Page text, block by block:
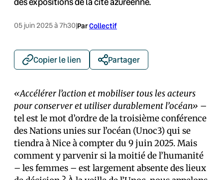
05 juin 2025 à 7h30|ParCollectif
Copier le lien Partager
«Accélérer l’action et mobiliser tous les acteurs
pour conserver et utiliser durablement l’océan» –
tel est le mot d’ordre de la troisième conférence
des Nations unies sur l’océan (Unoc3) qui se
tiendra à Nice à compter du 9 juin 2025. Mais
comment y parvenir si la moitié de l’humanité
– les femmes – est largement absente des lieux